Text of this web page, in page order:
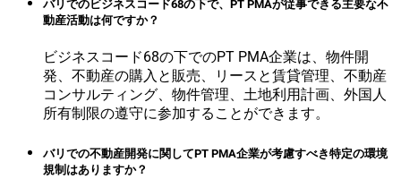
バリでのビジネスコード68の下で、PT PMAが従事できる主要な不
動産活動は何ですか？
ビジネスコード68の下でのPT PMA企業は、物件開
発、不動産の購入と販売、リースと賃貸管理、不動産
コンサルティング、物件管理、土地利用計画、外国人
所有制限の遵守に参加することができます。
バリでの不動産開発に関してPT PMA企業が考慮すべき特定の環境
規制はありますか？